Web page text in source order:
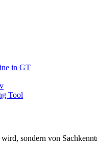
in GT
sondern von